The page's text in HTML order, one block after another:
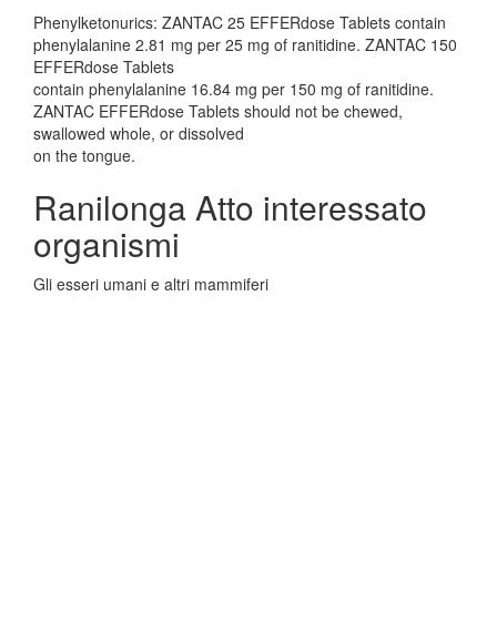
Phenylketonurics: ZANTAC 25 EFFERdose Tablets contain
phenylalanine 2.81 mg per 25 mg of ranitidine. ZANTAC 150
EFFERdose Tablets
contain phenylalanine 16.84 mg per 150 mg of ranitidine.
ZANTAC EFFERdose Tablets should not be chewed,
swallowed whole, or dissolved
on the tongue.
Ranilonga Atto interessato
organismi
Gli esseri umani e altri mammiferi